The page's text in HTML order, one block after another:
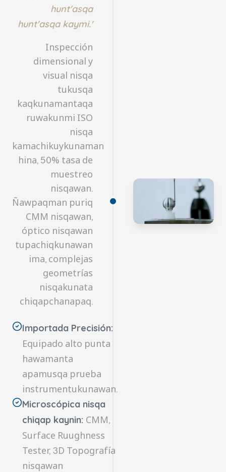
hunt'asqa
hunt'asqa kaymi.'
Inspección
dimensional y
visual nisqa
tukusqa
kaqkunamantaqa
ruwakunmi ISO
nisqa
kamachikuykunaman
hina, 50% tasa de
muestreo
nisqawan.
Ñawpaqman puriq
CMM nisqawan,
óptico nisqawan
tupachiqkunawan
ima, complejas
geometrías
nisqakunata
chiqapchanapaq.
Importada Precisión:
Equipado alto punta
hawamanta
apamusqa prueba
instrumentukunawan.
Microscópica nisqa
chiqap kaynin: CMM,
Surface Ruughness
Tester, 3D Topografía
nisqawan